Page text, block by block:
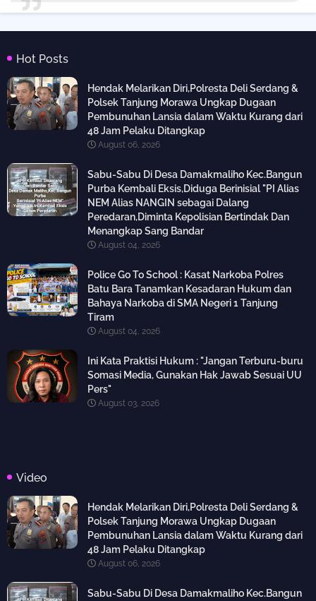
Hot Posts
Hendak Melarikan Diri,Polresta Deli Serdang &
Polsek Tanjung Morawa Ungkap Dugaan
Pembunuhan Lansia dalam Waktu Kurang dari
48 Jam Pelaku Ditangkap
August 06, 2026
Sabu-Sabu Di Desa Damakmaliho Kec.Bangun
Purba Kembali Eksis,Diduga Berinisial "PI Alias
NEM Alias NANGIN sebagai Dalang
Peredaran,Diminta Kepolisian Bertindak Dan
Menangkap Sang Bandar
August 04, 2026
Police Go To School : Kasat Narkoba Polres
Batu Bara Tanamkan Kesadaran Hukum dan
Bahaya Narkoba di SMA Negeri 1 Tanjung
Tiram
August 04, 2026
Ini Kata Praktisi Hukum : "Jangan Terburu-buru
Somasi Media, Gunakan Hak Jawab Sesuai UU
Pers"
August 03, 2026
Video
Hendak Melarikan Diri,Polresta Deli Serdang &
Polsek Tanjung Morawa Ungkap Dugaan
Pembunuhan Lansia dalam Waktu Kurang dari
48 Jam Pelaku Ditangkap
August 06, 2026
Sabu-Sabu Di Desa Damakmaliho Kec.Bangun